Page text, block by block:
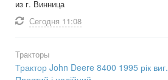
из г. Винница
Сегодня 11:08
Тракторы
Трактор John Deere 8400 1995 рік виг.